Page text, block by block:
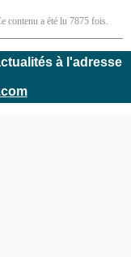
contenu a été lu 7875 fois.
à l'adresse